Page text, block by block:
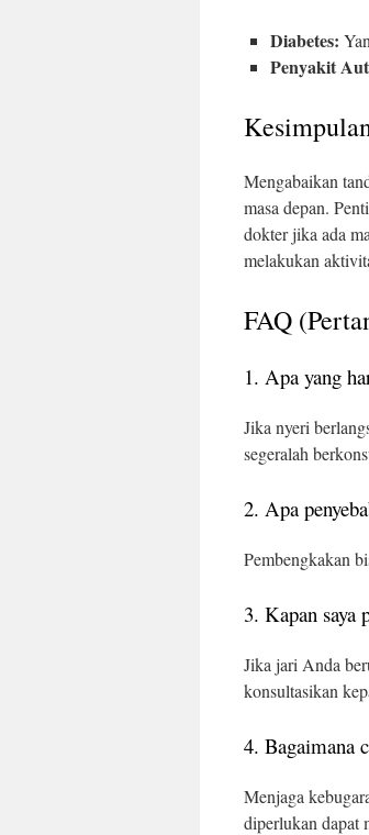
Diabetes:
Penyakit
Mengabaikan
masa depan.
dokter jika ada
melakukan
FAQ
1. Apa yang
Jika nyeri
segeralah
2. Apa
Pembengkakan
3. Kapan saya
Jika jari Anda
konsultasikan
4. Bagaimana
Menjaga
diperlukan dapat